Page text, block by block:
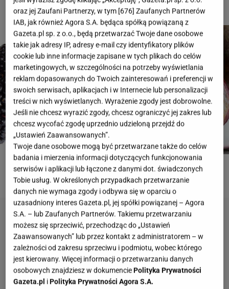
ROZWIĄŻ QUIZ
oraz jej Zaufani Partnerzy, w tym [676] Zaufanych Partnerów
IAB, jak również Agora S.A. będąca spółką powiązaną z
Gazeta.pl sp. z o.o., będą przetwarzać Twoje dane osobowe
takie jak adresy IP, adresy e-mail czy identyfikatory plików
cookie lub inne informacje zapisane w tych plikach do celów
marketingowych, w szczególności na potrzeby wyświetlania
reklam dopasowanych do Twoich zainteresowań i preferencji w
swoich serwisach, aplikacjach i w Internecie lub personalizacji
treści w nich wyświetlanych. Wyrażenie zgody jest dobrowolne.
Jeśli nie chcesz wyrazić zgody, chcesz ograniczyć jej zakres lub
chcesz wycofać zgodę uprzednio udzieloną przejdź do
„Ustawień Zaawansowanych”.
Twoje dane osobowe mogą być przetwarzane także do celów
badania i mierzenia informacji dotyczących funkcjonowania
serwisów i aplikacji lub łączone z danymi dot. świadczonych
Tobie usług. W określonych przypadkach przetwarzanie
danych nie wymaga zgody i odbywa się w oparciu o
uzasadniony interes Gazeta.pl, jej spółki powiązanej – Agora
S.A. – lub Zaufanych Partnerów. Takiemu przetwarzaniu
możesz się sprzeciwić, przechodząc do „Ustawień
Zaawansowanych” lub przez kontakt z administratorem – w
zależności od zakresu sprzeciwu i podmiotu, wobec którego
jest kierowany. Więcej informacji o przetwarzaniu danych
osobowych znajdziesz w dokumencie Polityka Prywatności
Gazeta.pl i Polityka Prywatności Agora S.A.